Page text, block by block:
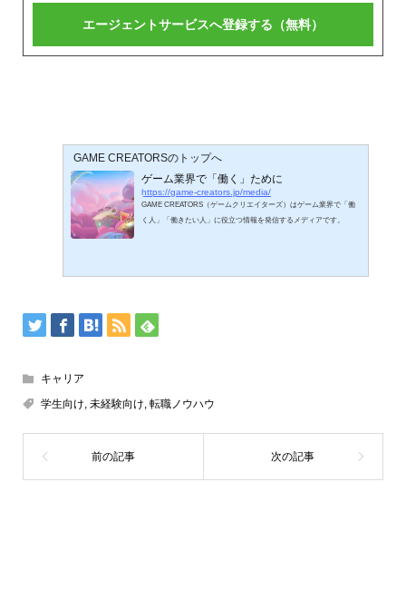
GAME CREATORSのトップへ
ゲーム業界で「働く」ために
https://game-creators.jp/media/
GAME CREATORS（ゲームクリエイターズ）はゲーム業界で「働
く人」「働きたい人」に役立つ情報を発信するメディアです。
キャリア
学生向け, 未経験向け, 転職ノウハウ